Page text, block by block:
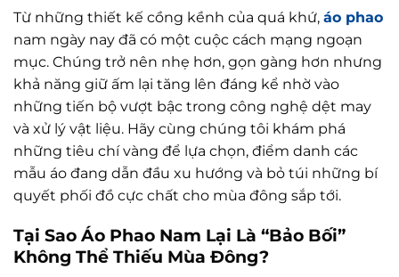
Từ những thiết kế cồng kềnh của quá khứ, áo phao
nam ngày nay đã có một cuộc cách mạng ngoạn
mục. Chúng trở nên nhẹ hơn, gọn gàng hơn nhưng
khả năng giữ ấm lại tăng lên đáng kể nhờ vào
những tiến bộ vượt bậc trong công nghệ dệt may
và xử lý vật liệu. Hãy cùng chúng tôi khám phá
những tiêu chí vàng để lựa chọn, điểm danh các
mẫu áo đang dẫn đầu xu hướng và bỏ túi những bí
quyết phối đồ cực chất cho mùa đông sắp tới.
Tại Sao Áo Phao Nam Lại Là “Bảo Bối”
Không Thể Thiếu Mùa Đông?